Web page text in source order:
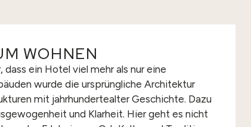
WOHNEN
ein Hotel viel mehr als nur eine
wurde die ursprüngliche Architektur
mit jahrhundertealter Geschichte. Dazu
und Klarheit. Hier geht es nicht